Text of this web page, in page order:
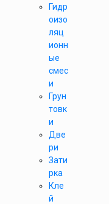
Гидр
оизо
ляц
ионн
ые
смес
и
Грун
товк
и
Две
ри
Зати
рка
Кле
й